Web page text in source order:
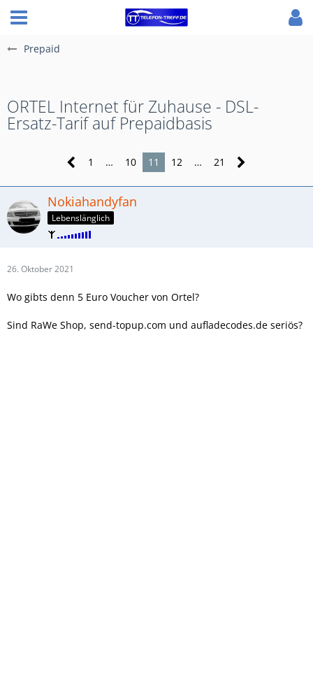
Prepaid
ORTEL Internet für Zuhause - DSL-
Ersatz-Tarif auf Prepaidbasis
1 … 10 11 12 … 21
Nokiahandyfan
Lebenslänglich
26. Oktober 2021
Wo gibts denn 5 Euro Voucher von Ortel?
Sind RaWe Shop, send-topup.com und aufladecodes.de seriös?